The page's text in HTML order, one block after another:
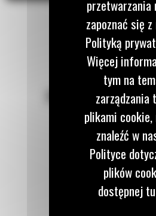
POZOSTAŃMY W
Zadzwoń do nas
122 100
przetwarzania
zapoznać się z
Polityką
Więcej
tym na
zarządzania
plikami cookie,
znaleźć w
Polityce
plików
dostępnej